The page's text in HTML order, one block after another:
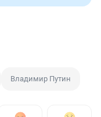
Владимир Путин